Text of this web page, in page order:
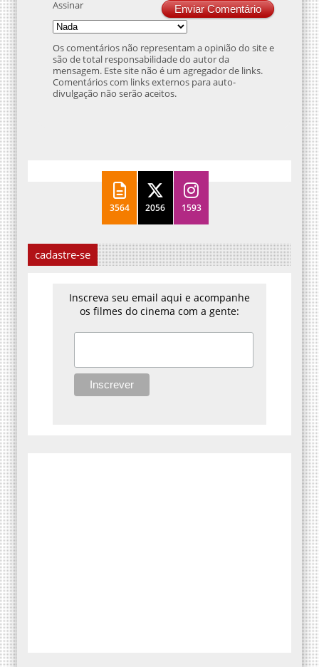
Enviar Comentário
Assinar
Os comentários não representam a opinião do site e
são de total responsabilidade do autor da
mensagem. Este site não é um agregador de links.
Comentários com links externos para auto-
divulgação não serão aceitos.
3564 2056 1593
cadastre-se
Inscreva seu email aqui e acompanhe
os filmes do cinema com a gente: